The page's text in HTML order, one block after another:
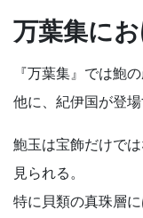
万葉集に
『万葉集』では鮑
他に、紀伊国が登場
鮑玉は宝飾だけで
見られる。
特に貝類の真珠層